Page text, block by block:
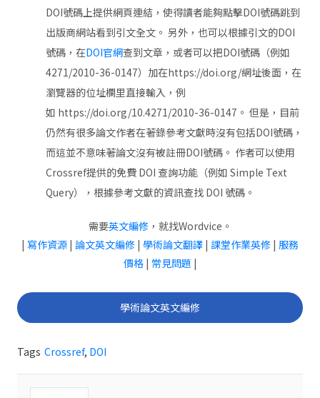
DOI號碼上提供網頁連結，使得讀者能夠點擊DOI號碼跳到
出版商網站看到引文全文。 另外，也可以根據引文的DOI
號碼，在DOI官網查到文章，或者可以把DOI號碼（例如
4271/2010-36-0147）加在https://doi.org/網址後面，在
瀏覽器的位址欄里直接輸入，例
如 https://doi.org/10.4271/2010-36-0147。 但是，目前
仍然有很多論文作者在著錄參考文獻時沒有包括DOI號碼，
而這並不意味著論文沒有被註冊DOI號碼。 作者可以使用
Crossref提供的免費 DOI 查詢功能（例如 Simple Text
Query），根據參考文獻的資訊查找 DOI 號碼。
需要英文編修，就找Wordvice。
| 寫作資源 | 論文英文編修 | 學術論文翻譯 | 課堂作業英修 | 服務
價格| 常見問題 |
學術論文英文編修
Tags Crossref, DOI